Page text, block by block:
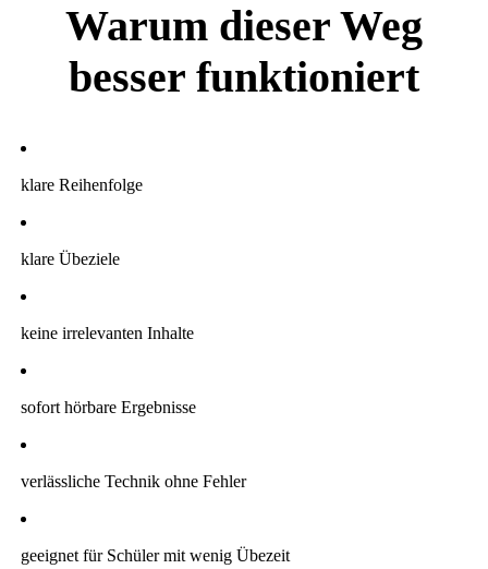
Warum dieser Weg
besser funktioniert
klare Reihenfolge
klare Übeziele
keine irrelevanten Inhalte
sofort hörbare Ergebnisse
verlässliche Technik ohne Fehler
geeignet für Schüler mit wenig Übezeit